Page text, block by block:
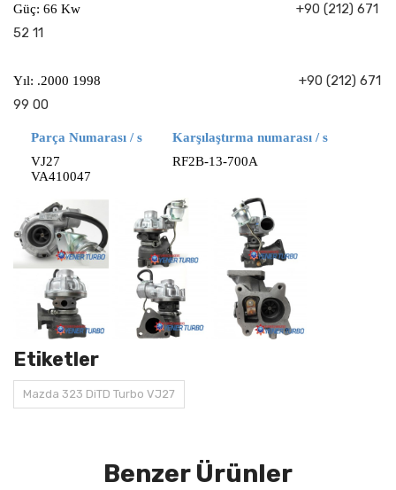
Güç: 66 Kw +90 (212) 671
52 11
Yıl: .2000 1998 +90 (212) 671
99 00
Parça Numarası / s
VJ27
VA410047
Karşılaştırma numarası / s
RF2B-13-700A
Etiketler
Mazda 323 DiTD Turbo VJ27
Benzer Ürünler